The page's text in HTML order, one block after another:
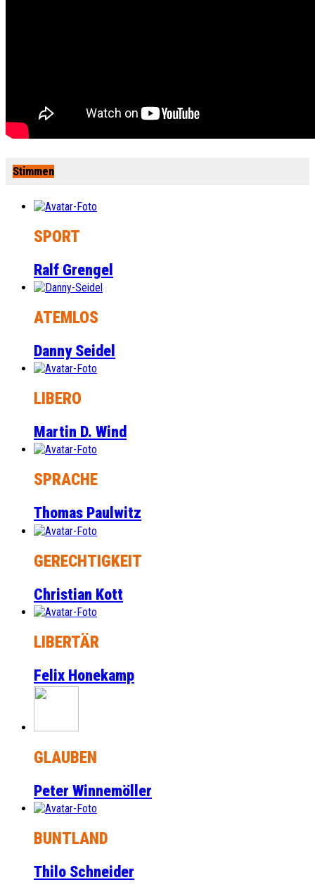
Stimmen
SPORT
Ralf Grengel
ATEMLOS
Danny Seidel
LIBERO
Martin D. Wind
SPRACHE
Thomas Paulwitz
GERECHTIGKEIT
Christian Kott
LIBERTÄR
Felix Honekamp
GLAUBEN
Peter Winnemöller
BUNTLAND
Thilo Schneider